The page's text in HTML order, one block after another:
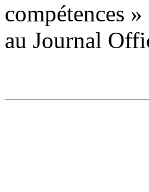
compétences
au Journal